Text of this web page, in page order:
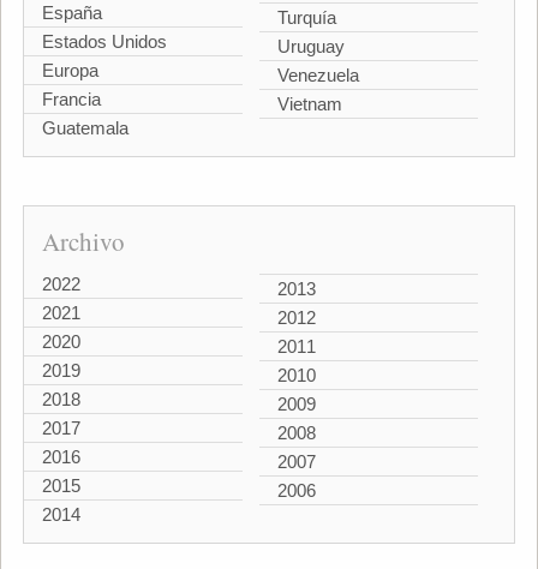
España
Estados Unidos
Europa
Francia
Guatemala
Turquía
Uruguay
Venezuela
Vietnam
Archivo
2022
2021
2020
2019
2018
2017
2016
2015
2014
2013
2012
2011
2010
2009
2008
2007
2006